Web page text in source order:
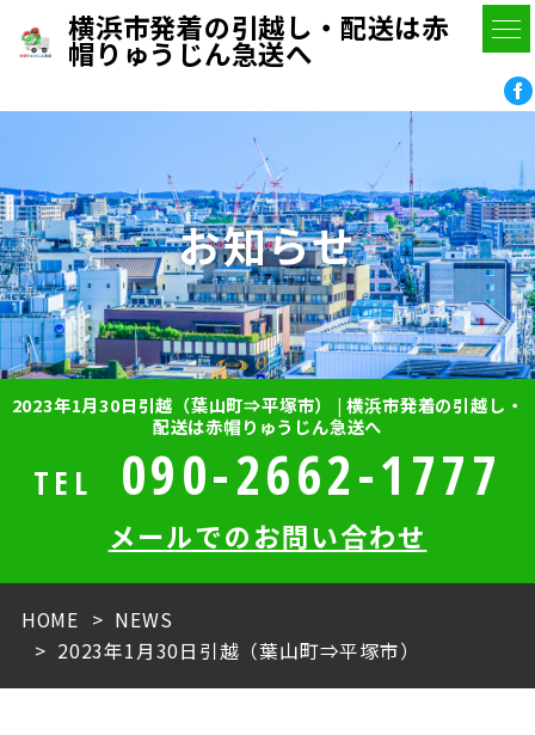
横浜市発着の引越し・配送は赤
帽りゅうじん急送へ
お知らせ
2023年1月30日引越（葉山町⇒平塚市） | 横浜市発着の引越し・
配送は赤帽りゅうじん急送へ
TEL 090-2662-1777
メールでのお問い合わせ
HOME
NEWS
2023年1月30日引越（葉山町⇒平塚市）